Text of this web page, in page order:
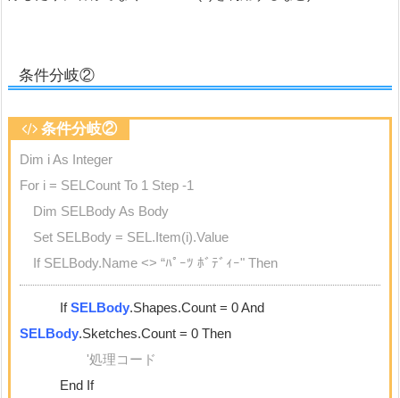
条件分岐②
条件分岐②
Dim i As Integer
For i = SELCount To 1 Step -1
Dim SELBody As Body
Set SELBody = SEL.Item(i).Value
If SELBody.Name <> “ﾊﾟｰﾂ ﾎﾞﾃﾞｨｰ" Then
IfSELBody.Shapes.Count = 0 And
SELBody.Sketches.Count = 0 Then
'処理コード
End If